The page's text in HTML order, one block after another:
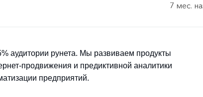
7 мес.
аудитории рунета. Мы развиваем продукты
продвижения и предиктивной аналитики
предприятий.